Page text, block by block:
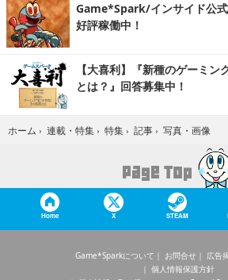
Game*Spark/インサイド公
好評稼働中！
【大喜利】『新種のゲーミン
とは？』回答募集中！
ホーム › 連載・特集 › 特集 › 記事 › 写真・画像
Home X STEAM
Game*Sparkについて お問合せ 広告
個人情報保護方針